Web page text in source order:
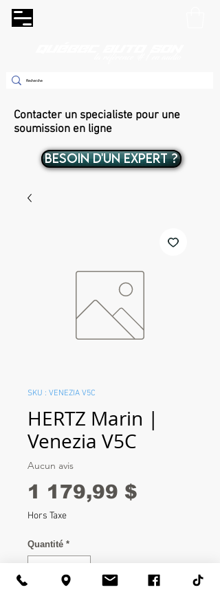
Contacter un specialiste pour une
soumission en ligne
BESOIN D'UN EXPERT ?
SKU : VENEZIA V5C
HERTZ Marin |
Venezia V5C
Aucun avis
1 179,99 $
Hors Taxe
Quantité *